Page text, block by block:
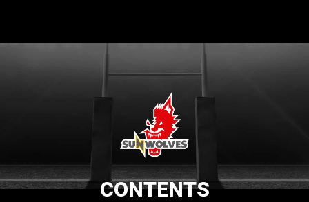
CONTENTS